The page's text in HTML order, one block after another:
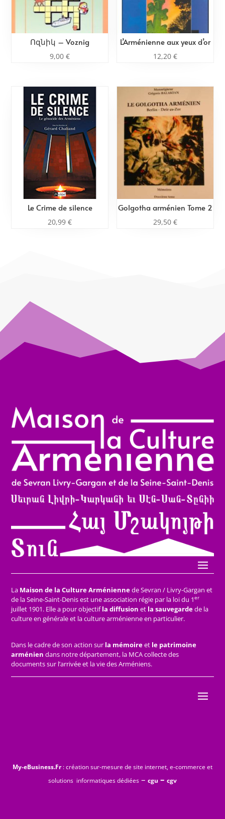
Ոզնիկ – Voznig
9,00€
L’Arménienne aux yeux d’or
12,20 €
Le Crime de silence
20,99€
Golgotha arménien Tome 2
29,50 €
La Maison de la Culture Arméniennede Sevran / Livry-Gargan et
de la Seine-Saint-Denis est une association régie par la loi du 1er
juillet 1901. Elle a pour objectifla diffusion et la sauvegardede la
culture en générale et la culture arménienne en particulier.
Dans le cadre de son action sur la mémoireet le patrimoine
arménien dans notre département, la MCA collecte des
documents sur l’arrivée et la vie des Arméniens.
My-eBusiness.Fr: création sur-mesure de site internet, e-commerce et
solutions informatiques dédiées – cgu – cgv